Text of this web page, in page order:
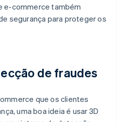
e-commerce também
segurança para proteger os
de fraudes
que os clientes
uma boa ideia é usar 3D